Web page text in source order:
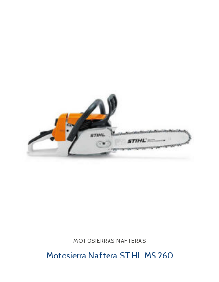
MOTOSIERRAS NAFTERAS
Motosierra Naftera STIHL MS 260